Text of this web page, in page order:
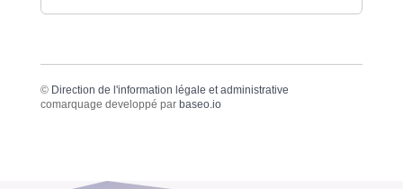
© Direction de l'information légale et administrative
comarquage developpé par baseo.io